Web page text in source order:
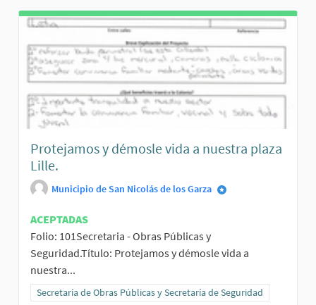
Protejamos y démosle vida a nuestra plaza
Lille.
Municipio de San Nicolás de los Garza
ACEPTADAS
Folio: 101Secretaria - Obras Públicas y
Seguridad.Título: Protejamos y démosle vida a
nuestra...
Resultados al filtrar por la categoría: Secretaría de Obras Públicas
Secretaría de Obras Públicas y Secretaría de Seguridad